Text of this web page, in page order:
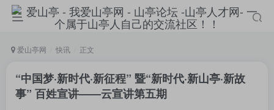
爱山亭网 快讯 正文
“中国梦·新时代·新征程” 暨“新时代·新山亭·新故
事” 百姓宣讲——云宣讲第五期